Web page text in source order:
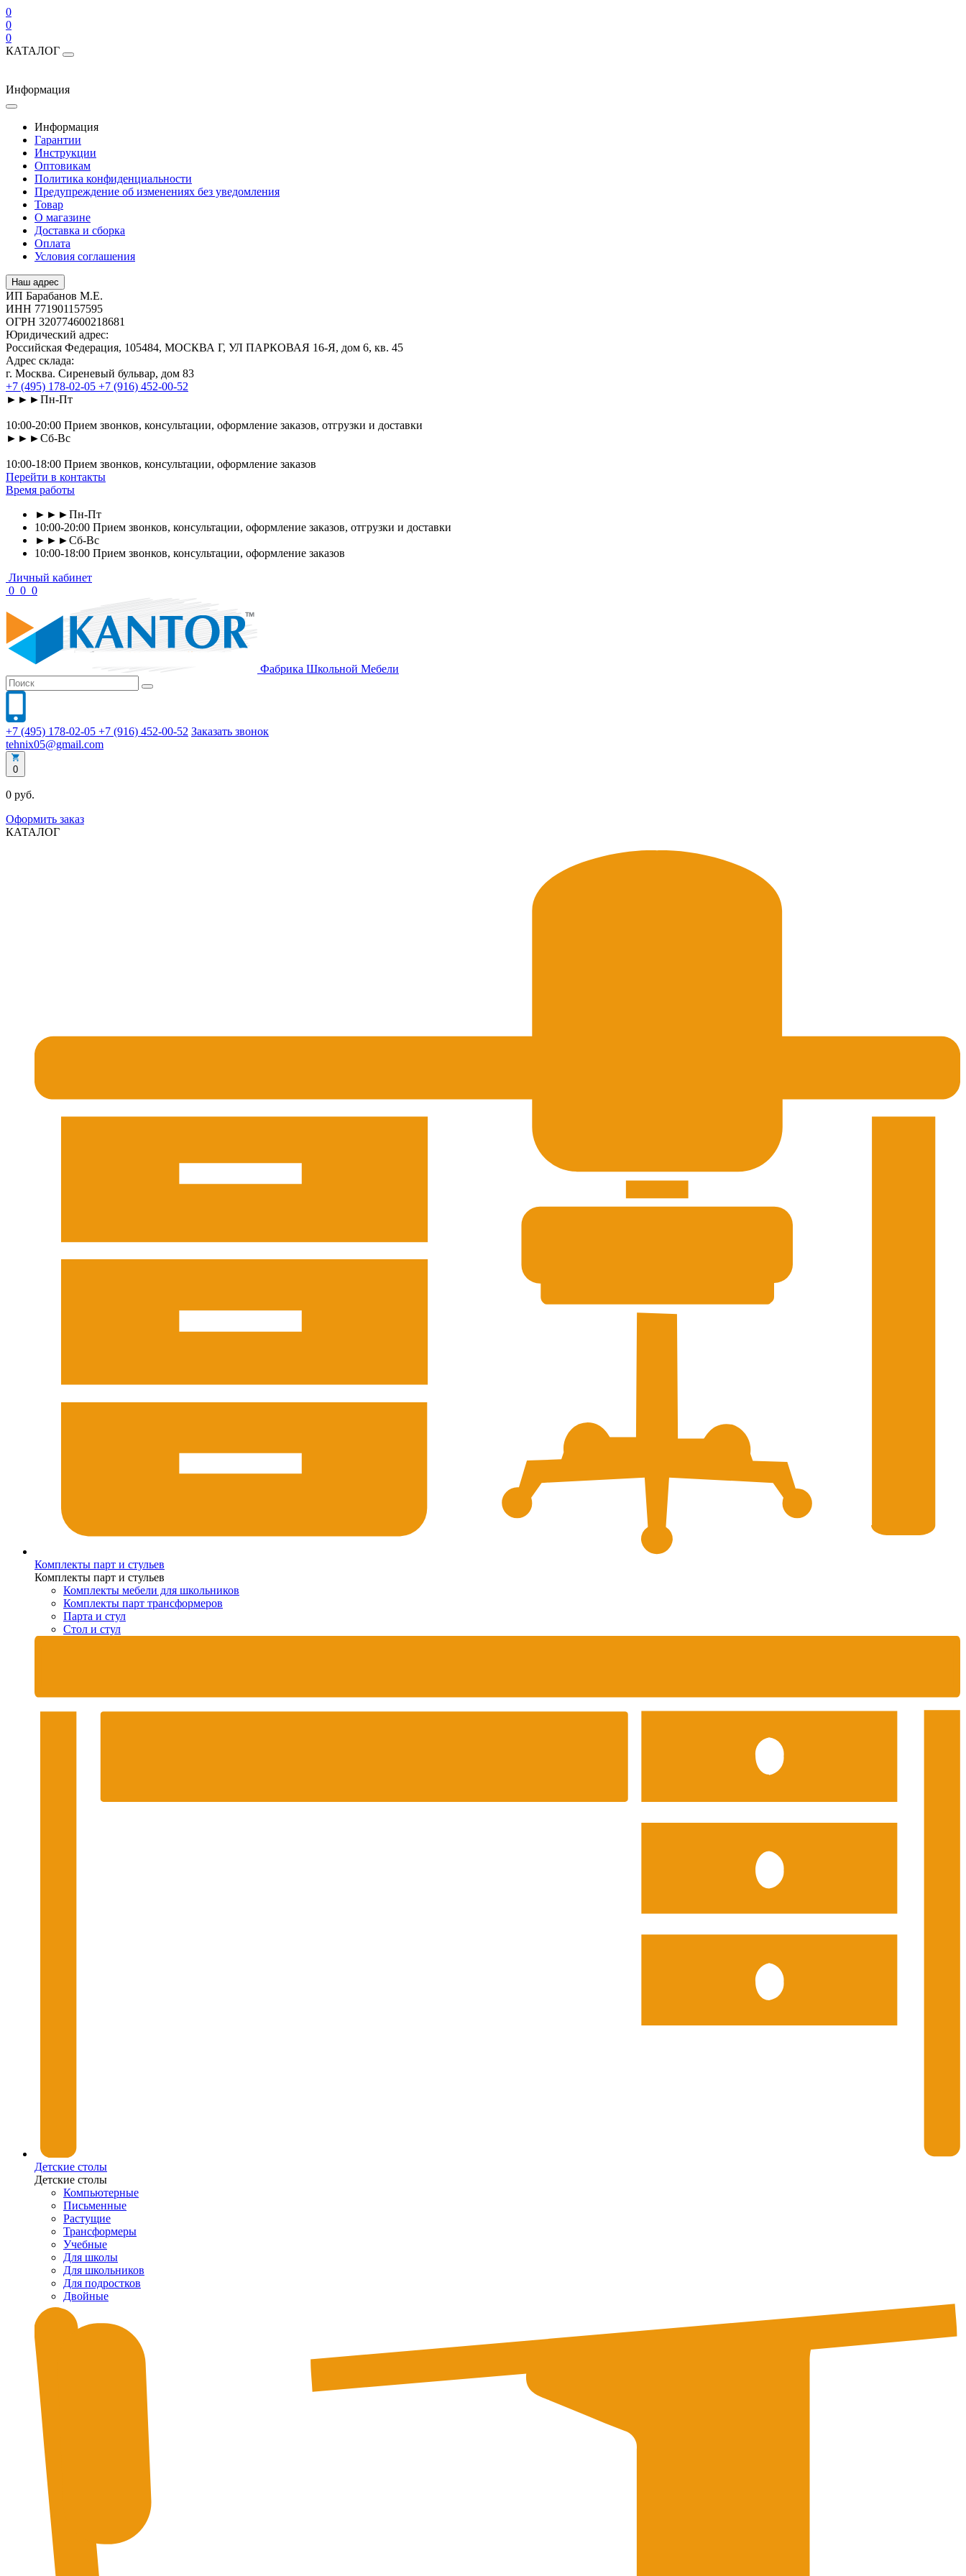
0
0
0
КАТАЛОГ
Информация
Информация
Гарантии
Инструкции
Оптовикам
Политика конфиденциальности
Предупреждение об изменениях без уведомления
Товар
О магазине
Доставка и сборка
Оплата
Условия соглашения
Наш адрес
ИП Барабанов М.Е.
ИНН 771901157595
ОГРН 320774600218681
Юридический адрес:
Российская Федерация, 105484, МОСКВА Г, УЛ ПАРКОВАЯ 16-Я, дом 6, кв. 45
Адрес склада:
г. Москва. Сиреневый бульвар, дом 83
+7 (495) 178-02-05 +7 (916) 452-00-52
►►►Пн-Пт
10:00-20:00 Прием звонков, консультации, оформление заказов, отгрузки и доставки
►►►Сб-Вс
10:00-18:00 Прием звонков, консультации, оформление заказов
Перейти в контакты
Время работы
►►►Пн-Пт
10:00-20:00 Прием звонков, консультации, оформление заказов, отгрузки и доставки
►►►Сб-Вс
10:00-18:00 Прием звонков, консультации, оформление заказов
Личный кабинет
0 0 0
Фабрика Школьной Мебели
+7 (495) 178-02-05 +7 (916) 452-00-52 Заказать звонок
tehnix05@gmail.com
0
0 руб.
Оформить заказ
КАТАЛОГ
Комплекты парт и стульев
Комплекты парт и стульев
Комплекты мебели для школьников
Комплекты парт трансформеров
Парта и стул
Стол и стул
Детские столы
Детские столы
Компьютерные
Письменные
Растущие
Трансформеры
Учебные
Для школы
Для школьников
Для подростков
Двойные